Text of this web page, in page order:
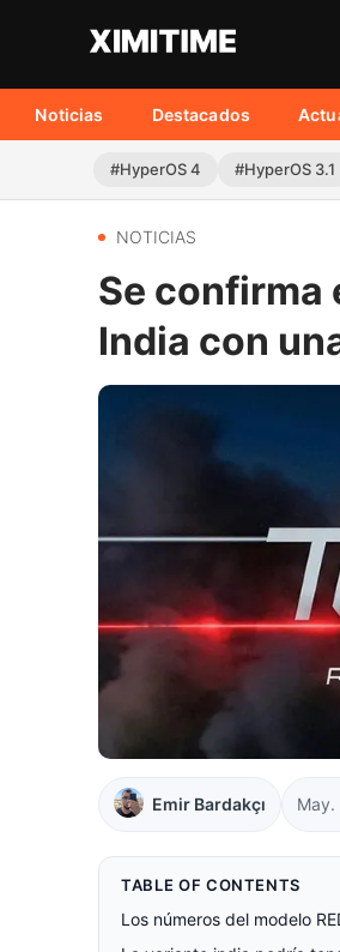
Noticias Destacados
#HyperOS 4 #HyperOS 3.1
NOTICIAS
Se confirma
India con
Emir Bardakçı May.
TABLE OF CONTENTS
Los números del modelo